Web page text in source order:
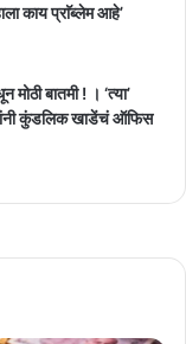
काय प्राॅब्लेम आहे’
बातमी ! । ‘त्या’
कुंडलिक खाडेंचं ऑफिस